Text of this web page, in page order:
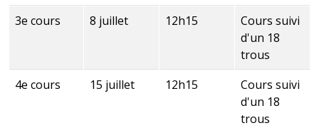
3e cours
8 juillet 12h15
Cours suivi
d'un 18
trous
4e cours
15 juillet 12h15
Cours suivi
d'un 18
trous